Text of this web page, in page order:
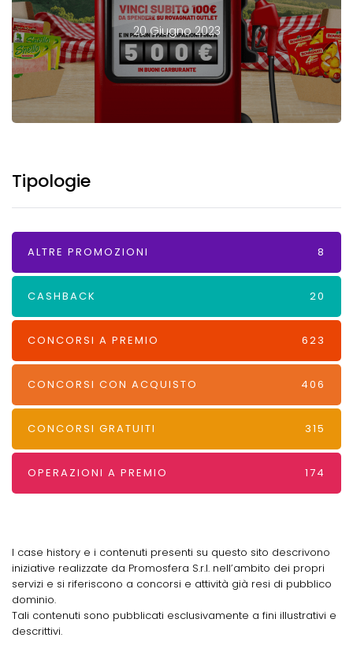
20 Giugno 2023
Tipologie
ALTRE PROMOZIONI 8
CASHBACK 20
CONCORSI A PREMIO 623
CONCORSI CON ACQUISTO 406
CONCORSI GRATUITI 315
OPERAZIONI A PREMIO 174
I case history e i contenuti presenti su questo sito descrivono
iniziative realizzate da Promosfera S.r.l. nell’ambito dei propri
servizi e si riferiscono a concorsi e attività già resi di pubblico
dominio.
Tali contenuti sono pubblicati esclusivamente a fini illustrativi e
descrittivi.